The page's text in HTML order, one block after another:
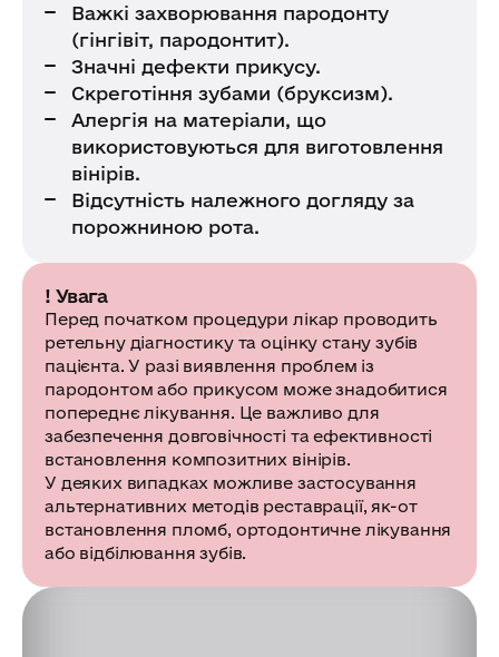
Важкі захворювання пародонту
(гінгівіт, пародонтит).
Значні дефекти прикусу.
Скреготіння зубами (бруксизм).
Алергія на матеріали, що
використовуються для виготовлення
вінірів.
Відсутність належного догляду за
порожниною рота.
! Увага
Перед початком процедури лікар проводить
ретельну діагностику та оцінку стану зубів
пацієнта. У разі виявлення проблем із
пародонтом або прикусом може знадобитися
попереднє лікування. Це важливо для
забезпечення довговічності та ефективності
встановлення композитних вінірів.
У деяких випадках можливе застосування
альтернативних методів реставрації, як-от
встановлення пломб, ортодонтичне лікування
або відбілювання зубів.